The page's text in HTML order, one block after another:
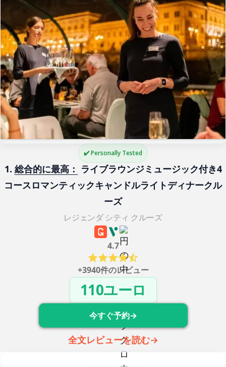
✔️ Personally Tested
1. 総合的に最高： ライブラウンジミュージック付き4
コースロマンティックキャンドルライトディナークル
ーズ
レジェンダ シティ クルーズ
4.7
+3940件のレビュー
110ユーロ
今すぐ予約→
全文レビューを読む→